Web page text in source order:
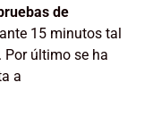
de
15 minutos tal
Por último se ha
a